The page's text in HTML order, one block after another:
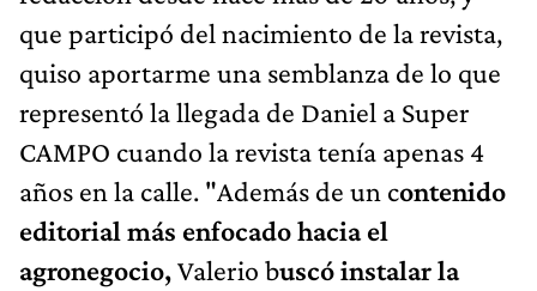
que participó del nacimiento de la revista,
quiso aportarme una semblanza de lo que
representó la llegada de Daniel a Super
CAMPO cuando la revista tenía apenas 4
años en la calle. "Además de un contenido
editorial más enfocado hacia el
agronegocio,Valerio buscó instalar la